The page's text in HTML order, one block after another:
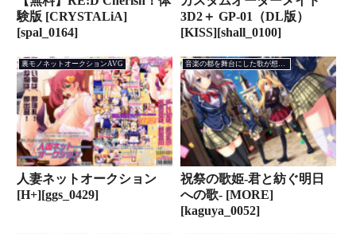
験版 [CRYSTALiA]
[spal_0164]
3D2＋ GP-01（DL版）
[KISS][shall_0100]
裏モノネットオークションAVG
人妻ネットオークション
[H+][ggs_0429]
祝祭の歌姫-君と紡ぐ明日
への歌- [MORE]
[kaguya_0052]